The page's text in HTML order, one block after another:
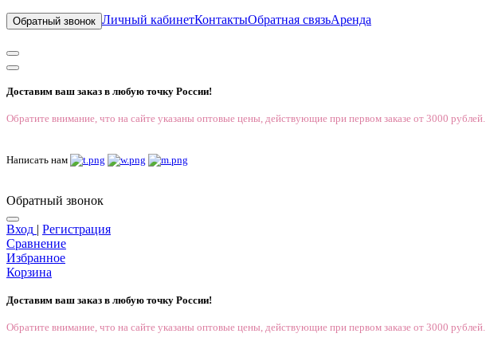
Обратный звонок Личный кабинетКонтактыОбратная связьАренда
Доставим ваш заказ в любую точку России!
Обратите внимание, что на сайте указаны оптовые цены, действующие при первом заказе от 3000 рублей.
Написать нам
Обратный звонок
Вход | Регистрация
Сравнение
Избранное
Корзина
Доставим ваш заказ в любую точку России!
Обратите внимание, что на сайте указаны оптовые цены, действующие при первом заказе от 3000 рублей.